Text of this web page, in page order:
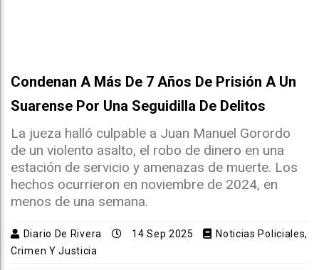
Condenan A Más De 7 Años De Prisión A Un
Suarense Por Una Seguidilla De Delitos
La jueza halló culpable a Juan Manuel Gorordo
de un violento asalto, el robo de dinero en una
estación de servicio y amenazas de muerte. Los
hechos ocurrieron en noviembre de 2024, en
menos de una semana.
Diario De Rivera 14 Sep 2025
Noticias Policiales,
Crimen Y Justicia